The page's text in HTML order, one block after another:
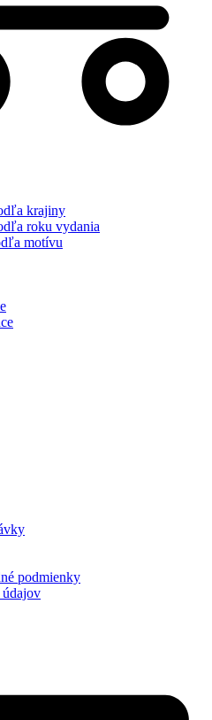
krajiny
roku vydania
motívu
podmienky
údajov